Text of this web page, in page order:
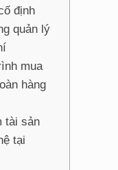
định
quản lý
mua
hàng
tài sản
tại